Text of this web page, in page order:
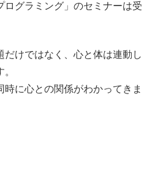
ログラミング」のセミナーは受
だけではなく、心と体は連動し
に心との関係がわかってきま